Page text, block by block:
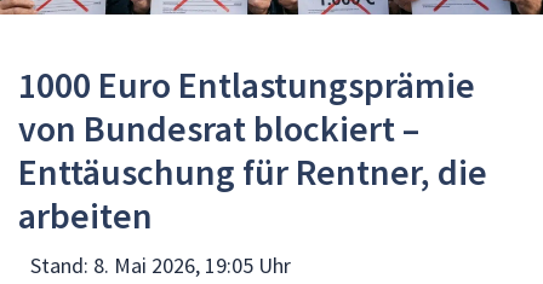
1000 Euro Entlastungsprämie
von Bundesrat blockiert –
Enttäuschung für Rentner, die
arbeiten
Stand: 8. Mai 2026, 19:05 Uhr